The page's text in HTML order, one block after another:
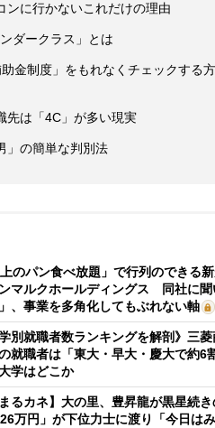
に行かないこれだけの理由
ダークラス」とは
助金制度」をもれなくチェックす
先は「4C」が多い現実
の簡単な判別法
上のパン食べ放題」で行列のできる
マルクホールディングス 同社に聞
、事業を多角化してもぶれない軸
別就職者数ランキングを解剖》三菱
就職者は「東大・早大・慶大で約
学はどこか
まるカネ】大の里、豊昇龍が黒星続
万円」が下位力士に渡り「今日は